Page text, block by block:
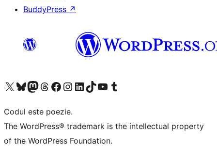
BuddyPress ↗
Mergi la contul nostru X (fost Twitter)
Vizitează contul nostru Bluesky
Vizitează contul nostru Mastodon
Vizitează contul nostru Threads
Vizitează pagina noastră Facebook
Vizitează-ne pe Instagram
Vizitează-ne pe LinkedIn
Vizitează contul nostru TikTok
Vizitează canalul nostru YouTube
Vizitează contul nostru Tumblr
Codul este poezie.
The WordPress® trademark is the intellectual property
of the WordPress Foundation.